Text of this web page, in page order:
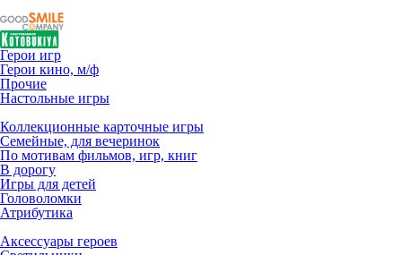
Герои игр
Герои кино, м/ф
Прочие
Настольные игры
Коллекционные карточные игры
Семейные, для вечеринок
По мотивам фильмов, игр, книг
В дорогу
Игры для детей
Головоломки
Атрибутика
Аксессуары героев